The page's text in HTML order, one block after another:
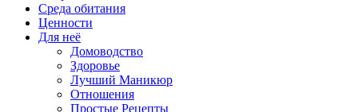
Среда обитания
Ценности
Для неё
Домоводство
Здоровье
Лучший Маникюр
Отношения
Простые Рецепты